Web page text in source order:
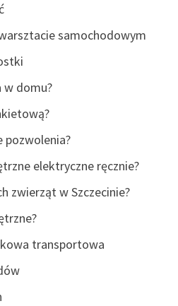
samochodowym
w domu?
pozwolenia?
elektryczne ręcznie?
zwierząt w Szczecinie?
transportowa